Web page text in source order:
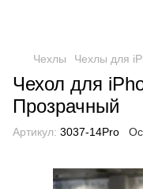
Чехлы Чехлы для
Чехол для
Прозрачный
Артикул: 3037-14Pro